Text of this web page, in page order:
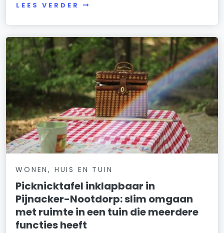
LEES VERDER
WONEN, HUIS EN TUIN
Picknicktafel inklapbaar in
Pijnacker-Nootdorp: slim omgaan
met ruimte in een tuin die meerdere
functies heeft